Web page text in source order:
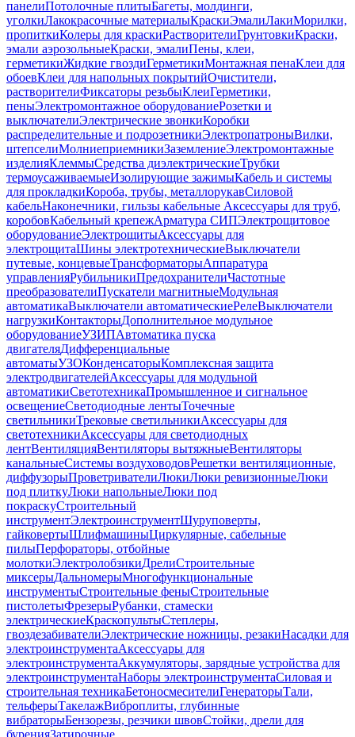
панелиПотолочные плитыБагеты, молдинги,
уголкиЛакокрасочные материалыКраскиЭмалиЛакиМорилки,
пропиткиКолеры для краскиРастворителиГрунтовкиКраски,
эмали аэрозольныеКраски, эмалиПены, клеи,
герметикиЖидкие гвоздиГерметикиМонтажная пенаКлеи для
обоевКлеи для напольных покрытийОчистители,
растворителиФиксаторы резьбыКлеиГерметики,
пеныЭлектромонтажное оборудованиеРозетки и
выключателиЭлектрические звонкиКоробки
распределительные и подрозетникиЭлектропатроныВилки,
штепселиМолниеприемникиЗаземлениеЭлектромонтажные
изделияКлеммыСредства диэлектрическиеТрубки
термоусаживаемыеИзолирующие зажимыКабель и системы
для прокладкиКороба, трубы, металлорукавСиловой
кабельНаконечники, гильзы кабельные Аксессуары для труб,
коробовКабельный крепежАрматура СИПЭлектрощитовое
оборудованиеЭлектрощитыАксессуары для
электрощитаШины электротехническиеВыключатели
путевые, концевыеТрансформаторыАппаратура
управленияРубильникиПредохранителиЧастотные
преобразователиПускатели магнитныеМодульная
автоматикаВыключатели автоматическиеРелеВыключатели
нагрузкиКонтакторыДополнительное модульное
оборудованиеУЗИПАвтоматика пуска
двигателяДифференциальные
автоматыУЗОКонденсаторыКомплексная защита
электродвигателейАксессуары для модульной
автоматикиСветотехникаПромышленное и сигнальное
освещениеСветодиодные лентыТочечные
светильникиТрековые светильникиАксессуары для
светотехникиАксессуары для светодиодных
лентВентиляцияВентиляторы вытяжныеВентиляторы
канальныеСистемы воздуховодовРешетки вентиляционные,
диффузорыПроветривателиЛюкиЛюки ревизионныеЛюки
под плиткуЛюки напольныеЛюки под
покраскуСтроительный
инструментЭлектроинструментШуруповерты,
гайковертыШлифмашиныЦиркулярные, сабельные
пилыПерфораторы, отбойные
молоткиЭлектролобзикиДрелиСтроительные
миксерыДальномерыМногофункциональные
инструментыСтроительные феныСтроительные
пистолетыФрезерыРубанки, стамески
электрическиеКраскопультыСтеплеры,
гвоздезабивателиЭлектрические ножницы, резакиНасадки для
электроинструментаАксессуары для
электроинструментаАккумуляторы, зарядные устройства для
электроинструментаНаборы электроинструментаСиловая и
строительная техникаБетоносмесителиГенераторыТали,
тельферыТакелажВиброплиты, глубинные
вибраторыБензорезы, резчики швовСтойки, дрели для
буренияЗатирочные